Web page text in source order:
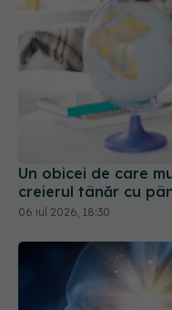
Un obicei de care
creierul tânăr cu
06 iul 2026, 18:30